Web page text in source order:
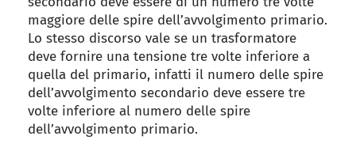
maggiore delle spire dell’avvolgimento primario.
Lo stesso discorso vale se un trasformatore
deve fornire una tensione tre volte inferiore a
quella del primario, infatti il numero delle spire
dell’avvolgimento secondario deve essere tre
volte inferiore al numero delle spire
dell’avvolgimento primario.